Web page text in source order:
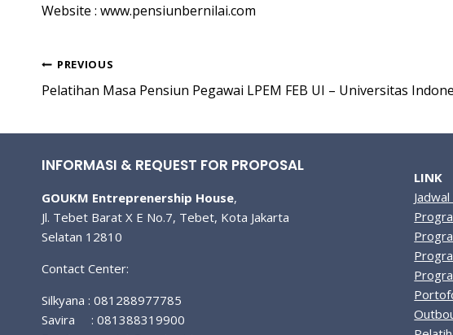
Website : www.pensiunbernilai.com
Post
navigation
PREVIOUS
Pelatihan Masa Pensiun Pegawai LPEM FEB UI – Universitas
INFORMASI & REQUEST FOR PROPOSAL
GOUKM Entreprenership House,
Jl. Tebet Barat X E No.7, Tebet, Kota Jakarta
Selatan 12810
Contact Center:
Silkyana : 081288977785
Savira : 081388319900
LINK